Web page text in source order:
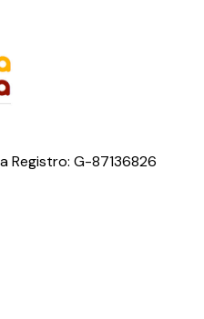
Registro: G-87136826